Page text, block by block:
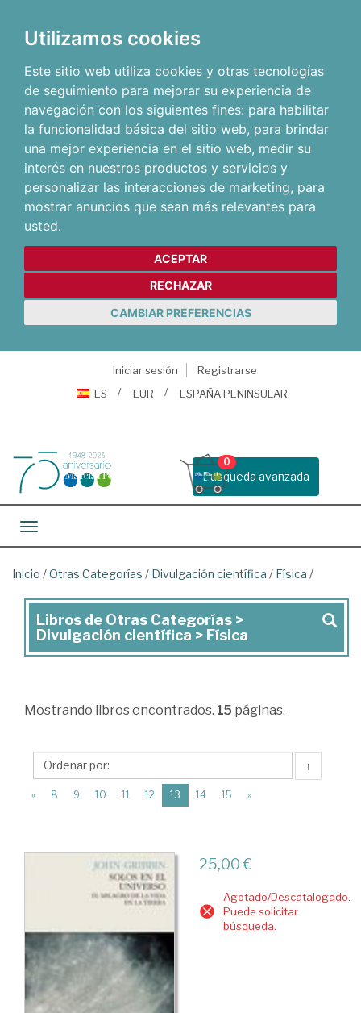
Utilizamos cookies
Este sitio web utiliza cookies y otras tecnologías
de seguimiento para mejorar su experiencia de
navegación con los siguientes fines: para habilitar
la funcionalidad básica del sitio web, para brindar
una mejor experiencia en el sitio web, medir su
interés en nuestros productos y servicios y
personalizar las interacciones de marketing, para
mostrar anuncios que sean más relevantes para
usted.
ACEPTAR
RECHAZAR
CAMBIAR PREFERENCIAS
Iniciar sesión
Registrarse
ES
EUR ESPAÑA PENINSULAR
Busqueda avanzada
0
Toggle navigation
Inicio /Otras Categorías / Divulgación científica / Física /
Libros
de
Categorías
Divulgación
científica
>
Libros de Otras Categorías >
Divulgación científica > Física
Mostrando libros encontrados. 15 páginas.
↑
« 8 9 10 11 12 13 (current)
14 15 »
25,00 €
Agotado/Descatalogado.
Puede solicitar
búsqueda.